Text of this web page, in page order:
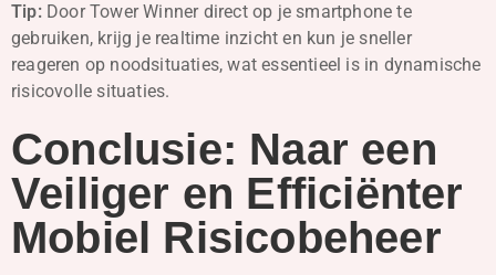
Tip:Door Tower Winner direct op je smartphone te
gebruiken, krijg je realtime inzicht en kun je sneller
reageren op noodsituaties, wat essentieel is in dynamische
risicovolle situaties.
Conclusie: Naar een
Veiliger en Efficiënter
Mobiel Risicobeheer